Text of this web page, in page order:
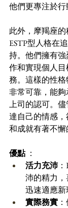
他們更專注於行
此外，摩羯座
ESTP型人格在
持。他們擁有
作和實現個人
務。這樣的性
非常可靠，能
上司的認可。
達自己的情感
和成就有著不懈
優點 ：
活力充沛：
沛的精力
迅速適應新
實際務實